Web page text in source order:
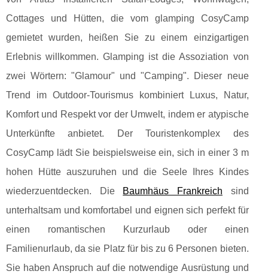
Cottages und Hütten, die vom glamping CosyCamp
gemietet wurden, heißen Sie zu einem einzigartigen
Erlebnis willkommen. Glamping ist die Assoziation von
zwei Wörtern: "Glamour" und "Camping". Dieser neue
Trend im Outdoor-Tourismus kombiniert Luxus, Natur,
Komfort und Respekt vor der Umwelt, indem er atypische
Unterkünfte anbietet. Der Touristenkomplex des
CosyCamp lädt Sie beispielsweise ein, sich in einer 3 m
hohen Hütte auszuruhen und die Seele Ihres Kindes
wiederzuentdecken. Die
Baumhäus Frankreich sind
unterhaltsam und komfortabel und eignen sich perfekt für
einen romantischen Kurzurlaub oder einen
Familienurlaub, da sie Platz für bis zu 6 Personen bieten.
Sie haben Anspruch auf die notwendige Ausrüstung und